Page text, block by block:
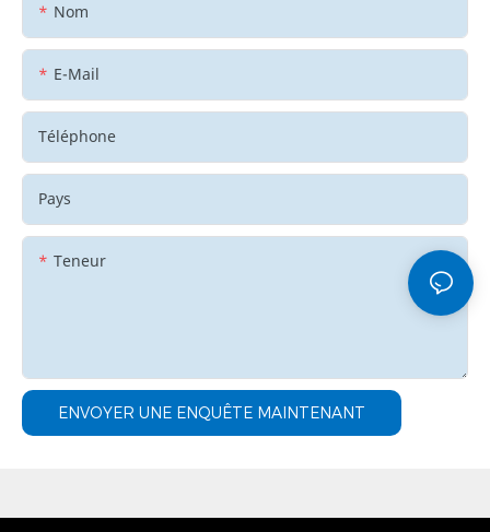
Nom
E-Mail
Téléphone
Pays
Teneur
ENVOYER UNE ENQUÊTE MAINTENANT